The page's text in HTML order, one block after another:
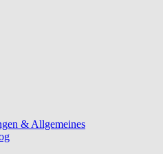
& Allgemeines